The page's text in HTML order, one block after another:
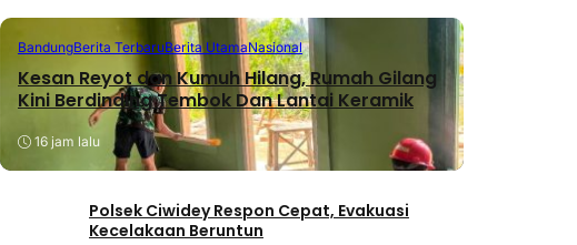
BandungBerita TerbaruBerita UtamaNasional
Kesan Reyot dan Kumuh Hilang, Rumah Gilang
Kini Berdinding Tembok Dan Lantai Keramik
16 jam lalu
Polsek Ciwidey Respon Cepat, Evakuasi
Kecelakaan Beruntun